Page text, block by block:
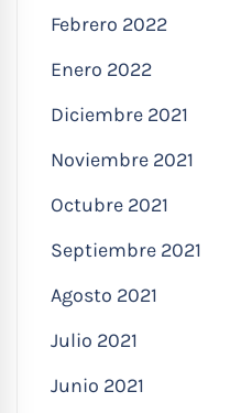
Febrero 2022
Enero 2022
Diciembre 2021
Noviembre 2021
Octubre 2021
Septiembre 2021
Agosto 2021
Julio 2021
Junio 2021